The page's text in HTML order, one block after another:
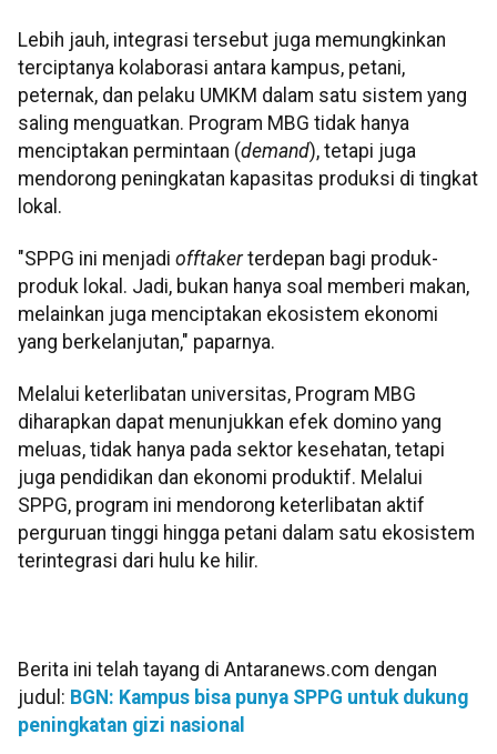
Lebih jauh, integrasi tersebut juga memungkinkan
terciptanya kolaborasi antara kampus, petani,
peternak, dan pelaku UMKM dalam satu sistem yang
saling menguatkan. Program MBG tidak hanya
menciptakan permintaan (demand), tetapi juga
mendorong peningkatan kapasitas produksi di tingkat
lokal.
"SPPG ini menjadi offtakerterdepan bagi produk-
produk lokal. Jadi, bukan hanya soal memberi makan,
melainkan juga menciptakan ekosistem ekonomi
yang berkelanjutan," paparnya.
Melalui keterlibatan universitas, Program MBG
diharapkan dapat menunjukkan efek domino yang
meluas, tidak hanya pada sektor kesehatan, tetapi
juga pendidikan dan ekonomi produktif. Melalui
SPPG, program ini mendorong keterlibatan aktif
perguruan tinggi hingga petani dalam satu ekosistem
terintegrasi dari hulu ke hilir.
Berita ini telah tayang di Antaranews.com dengan
judul: BGN: Kampus bisa punya SPPG untuk dukung
peningkatan gizi nasional